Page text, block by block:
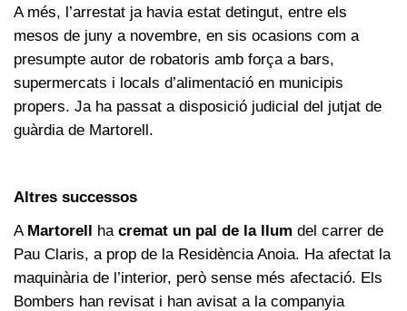
A més, l’arrestat ja havia estat detingut, entre els
mesos de juny a novembre, en sis ocasions com a
presumpte autor de robatoris amb força a bars,
supermercats i locals d’alimentació en municipis
propers. Ja ha passat a disposició judicial del jutjat de
guàrdia de Martorell.
Altres successos
A Martorell ha cremat un pal de la llum del carrer de
Pau Claris, a prop de la Residència Anoia. Ha afectat la
maquinària de l’interior, però sense més afectació. Els
Bombers han revisat i han avisat a la companyia